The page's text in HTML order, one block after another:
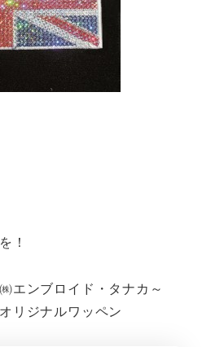
！
エンブロイド・タナカ～
リジナルワッペン